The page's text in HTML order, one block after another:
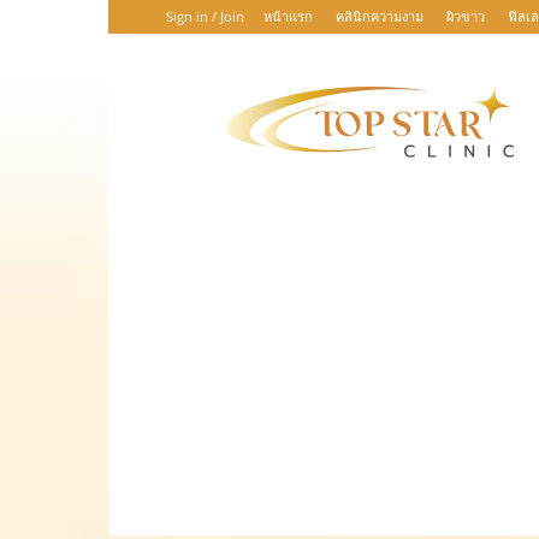
Sign in / Join หน้าแรก คลินิกความงาม ผิวขาว ฟิลเ
TOP
STAR
CLINIC